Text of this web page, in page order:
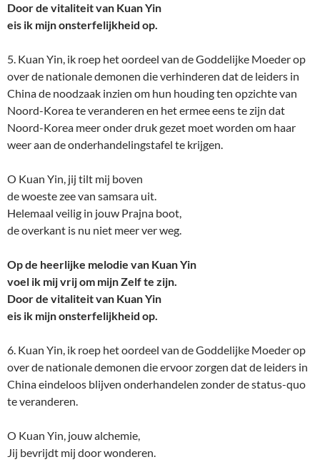
Door de vitaliteit van Kuan Yin
eis ik mijn onsterfelijkheid op.
5. Kuan Yin, ik roep het oordeel van de Goddelijke Moeder op
over de nationale demonen die verhinderen dat de leiders in
China de noodzaak inzien om hun houding ten opzichte van
Noord-Korea te veranderen en het ermee eens te zijn dat
Noord-Korea meer onder druk gezet moet worden om haar
weer aan de onderhandelingstafel te krijgen.
O Kuan Yin, jij tilt mij boven
de woeste zee van samsara uit.
Helemaal veilig in jouw Prajna boot,
de overkant is nu niet meer ver weg.
Op de heerlijke melodie van Kuan Yin
voel ik mij vrij om mijn Zelf te zijn.
Door de vitaliteit van Kuan Yin
eis ik mijn onsterfelijkheid op.
6. Kuan Yin, ik roep het oordeel van de Goddelijke Moeder op
over de nationale demonen die ervoor zorgen dat de leiders in
China eindeloos blijven onderhandelen zonder de status-quo
te veranderen.
O Kuan Yin, jouw alchemie,
Jij bevrijdt mij door wonderen.